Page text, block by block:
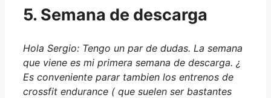
5. Semana de descarga
Hola Sergio: Tengo un par de dudas. La semana
que viene es mi primera semana de descarga. ¿
Es conveniente parar tambien los entrenos de
crossfit endurance ( que suelen ser bastantes